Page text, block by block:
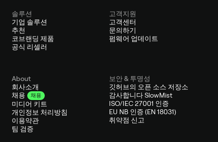
솔루션
기업 솔루션
추천
코브랜딩 제품
공식 리셀러
고객지원
고객센터
문의하기
펌웨어 업데이트
About
회사소개
채용
채용
미디어 키트
개인정보 처리방침
이용약관
팀 검증
보안 & 투명성
깃허브의 오픈 소스 저장소
감사합니다 SlowMist
ISO/IEC 27001 인증
EU NB 인증 (EN 18031)
취약점 신고